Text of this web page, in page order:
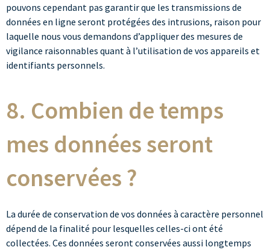
pouvons cependant pas garantir que les transmissions de
données en ligne seront protégées des intrusions, raison pour
laquelle nous vous demandons d’appliquer des mesures de
vigilance raisonnables quant à l’utilisation de vos appareils et
identifiants personnels.
8. Combien de temps
mes données seront
conservées ?
La durée de conservation de vos données à caractère personnel
dépend de la finalité pour lesquelles celles-ci ont été
collectées. Ces données seront conservées aussi longtemps